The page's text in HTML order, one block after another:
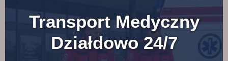
Transport Medyczny
Działdowo 24/7